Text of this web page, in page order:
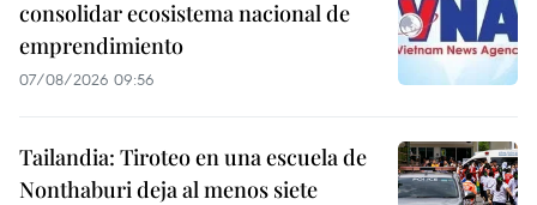
consolidar ecosistema nacional de
emprendimiento
07/08/2026 09:56
Tailandia: Tiroteo en una escuela de
Nonthaburi deja al menos siete